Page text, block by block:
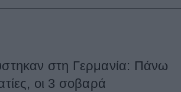
στη Γερμανία: Πάνω
οι 3 σοβαρά